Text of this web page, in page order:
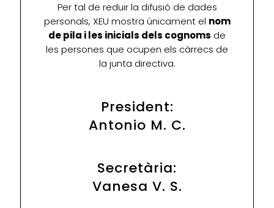
Per tal de reduir la difusió de dades
personals, XEU mostra únicament el nom
de pila i les inicials dels cognoms de
les persones que ocupen els càrrecs de
la junta directiva.
President:
Antonio M. C.
Secretària:
Vanesa V. S.